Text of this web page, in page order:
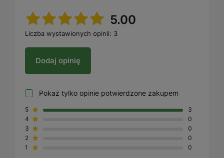
5.00
Liczba wystawionych opinii: 3
Dodaj opinię
Pokaż tylko opinie potwierdzone zakupem
5
3
4
0
3
0
2
0
1
0